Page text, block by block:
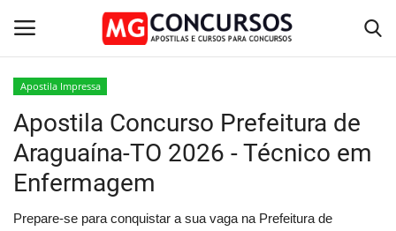
Home
Apostilas PDF
Apostila Impressa
Apostila Impressa
Apostila Concurso Prefeitura de
Araguaína-TO 2026 - Técnico em
Enfermagem
Prepare-se para conquistar a sua vaga na Prefeitura de